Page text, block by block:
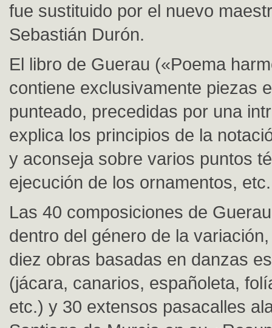
fue sustituido por el nuevo
Sebastián Durón.
El libro de Guerau («Poema
contiene exclusivamente piezas
punteado, precedidas por una
explica los principios de la
y aconseja sobre varios puntos
ejecución de los ornamentos, etc.
Las 40 composiciones de
dentro del género de la
diez obras basadas en danzas
(jácara, canarios, españoleta,
etc.) y 30 extensos pasacalles